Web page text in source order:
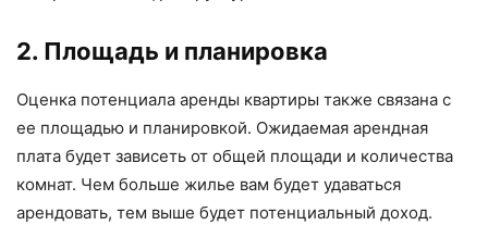
2. Площадь и планировка
Оценка потенциала аренды квартиры также связана с
ее площадью и планировкой. Ожидаемая арендная
плата будет зависеть от общей площади и количества
комнат. Чем больше жилье вам будет удаваться
арендовать, тем выше будет потенциальный доход.